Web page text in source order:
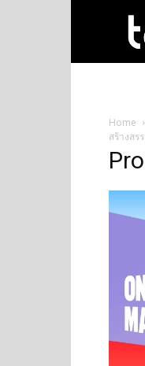
Home
สร้างสร